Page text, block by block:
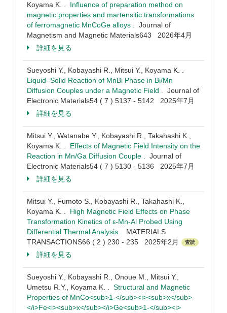
Koyama K. . Influence of preparation method on
magnetic properties and martensitic transformations
of ferromagnetic MnCoGe alloys . Journal of
Magnetism and Magnetic Materials643 2026年4月
詳細を見る
Sueyoshi Y., Kobayashi R., Mitsui Y., Koyama K. .
Liquid–Solid Reaction of MnBi Phase in Bi/Mn
Diffusion Couples under a Magnetic Field . Journal of
Electronic Materials54 ( 7 ) 5137 - 5142 2025年7月
詳細を見る
Mitsui Y., Watanabe Y., Kobayashi R., Takahashi K.,
Koyama K. . Effects of Magnetic Field Intensity on the
Reaction in Mn/Ga Diffusion Couple . Journal of
Electronic Materials54 ( 7 ) 5130 - 5136 2025年7月
詳細を見る
Mitsui Y., Fumoto S., Kobayashi R., Takahashi K.,
Koyama K. . High Magnetic Field Effects on Phase
Transformation Kinetics of ε-Mn-Al Probed Using
Differential Thermal Analysis . MATERIALS
TRANSACTIONS66 ( 2 ) 230 - 235 2025年2月
査読
詳細を見る
Sueyoshi Y., Kobayashi R., Onoue M., Mitsui Y.,
Umetsu R.Y., Koyama K. . Structural and Magnetic
Properties of MnCo<sub>1-</sub><i><sub>x</sub>
</i>Fe<i><sub>x</sub></i>Ge<sub>1-</sub><i>